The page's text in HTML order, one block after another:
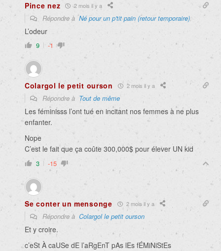
Pince nez 2 mois il y a
Répondre àNé pour un p'tit pain (retour temporaire)
L’odeur
9 -1
Colargol le petit ourson 2 mois il y a
Répondre à Tout de même
Les féminisss l’ont tué en incitant nos femmes à ne plus
enfanter.
Nope
C’est le fait que ça coûte 300,000$ pour élever UN kid
3 -15
Se conter un mensonge 2 mois il y a
Répondre à Colargol le petit ourson
Et y croire.
c’eSt À caUSe dE l’aRgEnT pAs lEs fÉMiNiStEs